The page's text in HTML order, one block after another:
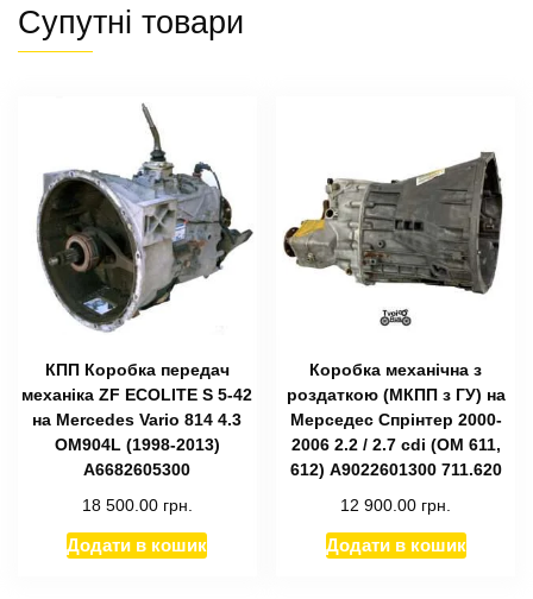
Супутні товари
КПП Коробка передач
механіка ZF ECOLITE S 5-42
на Mercedes Vario 814 4.3
OM904L (1998-2013)
A6682605300
18 500.00 грн.
Додати в кошик
Коробка механічна з
роздаткою (МКПП з ГУ) на
Мерседес Спрінтер 2000-
2006 2.2 / 2.7 cdi (ОМ 611,
612) А9022601300 711.620
12 900.00 грн.
Додати в кошик